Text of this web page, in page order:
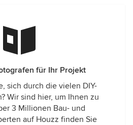
für Ihr Projekt
sich durch die vielen DIY-
Wir sind hier, um Ihnen zu
3 Millionen Bau- und
auf Houzz finden Sie